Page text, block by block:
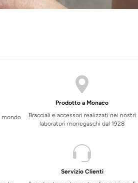
Prodotto a Monaco
Bracciali e accessori realizzati nei nostri
laboratori monegaschi dal 1928
Servizio Clienti